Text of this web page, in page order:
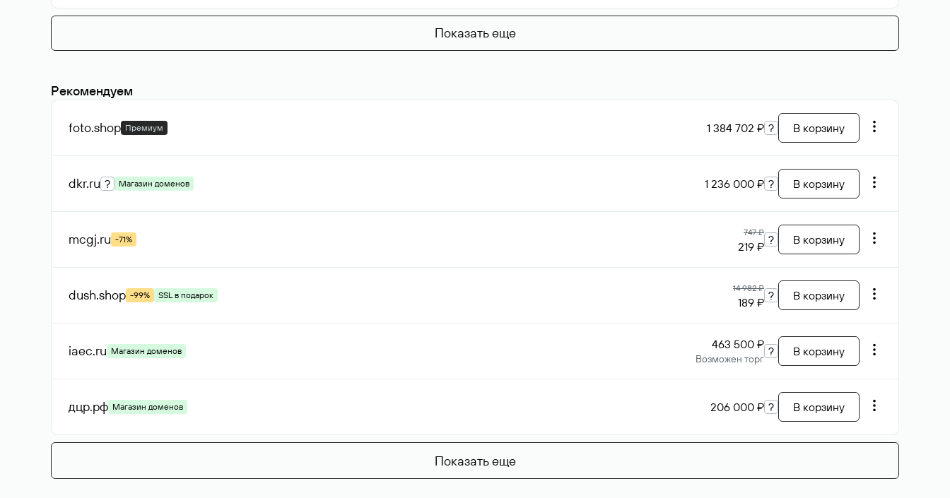
Показать еще
Рекомендуем
foto.shop Премиум 1 384 702 ₽ ? В корзину
dkr.ru ? Магазин доменов 1 236 000 ₽ ? В корзину
mcgj.ru -71%
747 ₽
219 ₽ ? В корзину
dush.shop -99% SSL в подарок
14 982 ₽
189 ₽ ? В корзину
iaec.ru Магазин доменов 463 500 ₽
Возможен торг
? В корзину
дцр.рф Магазин доменов 206 000 ₽ ? В корзину
Показать еще